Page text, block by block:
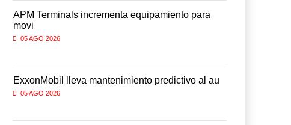
APM Terminals incrementa equipamiento para
movi
05 AGO 2026
ExxonMobil lleva mantenimiento predictivo al au
05 AGO 2026